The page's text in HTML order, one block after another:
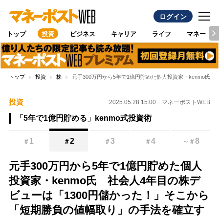
ログイン
トップ 投資 ビジネス キャリア ライフ マネー
トップ 投資 株 元手300万円から5年で1億円貯めた個人投資家・kenmo氏
投資 2025.05.28 15:00 マネーポストWEB
「5年で1億円貯める」kenmo式投資術
＃ 1 ＃2 ＃3 ＃4 ～ ＃8
元手300万円から5年で1億円貯めた個人
投資家・kenmo氏 社会人4年目の株デ
ビューは「1300円儲かった！」そこから
「短期勝負の値幅取り」の手法を確立す